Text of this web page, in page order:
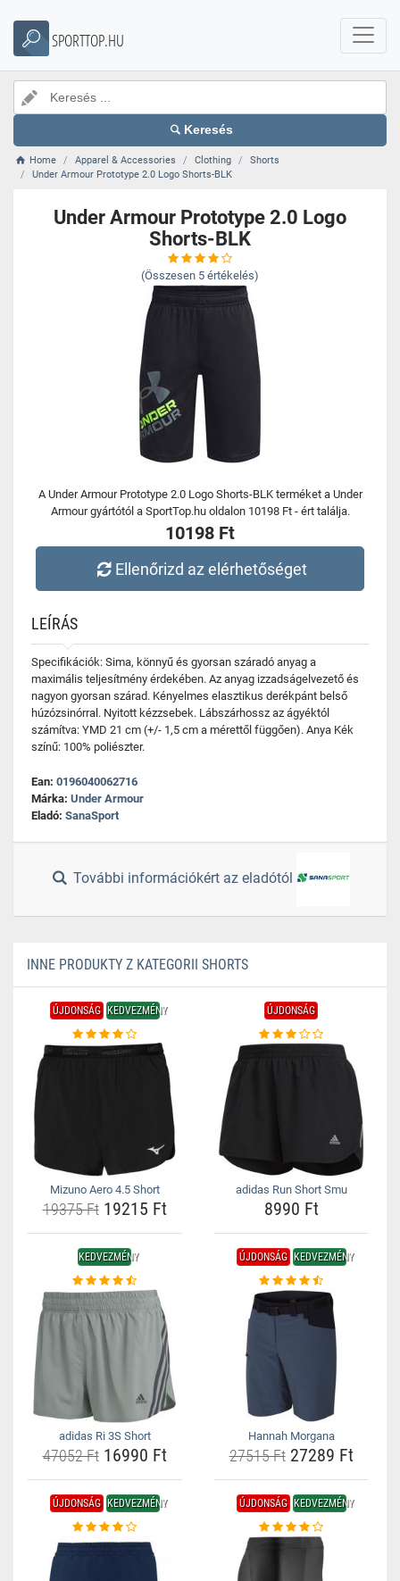
SPORTTOP.HU
Keresés
Home Apparel & Accessories Clothing
Shorts
Under Armour Prototype 2.0 Logo Shorts-BLK
Under Armour Prototype 2.0 Logo
Shorts-BLK
(Összesen 5 értékelés)
A Under Armour Prototype 2.0 Logo Shorts-BLK terméket a Under
Armour gyártótól a SportTop.hu oldalon 10198 Ft - ért találja.
10198 Ft
Ellenőrizd az elérhetőséget
LEÍRÁS
Specifikációk: Sima, könnyű és gyorsan száradó anyag a
maximális teljesítmény érdekében. Az anyag izzadságelvezető és
nagyon gyorsan szárad. Kényelmes elasztikus derékpánt belső
húzózsinórral. Nyitott kézzsebek. Lábszárhossz az ágyéktól
számítva: YMD 21 cm (+/- 1,5 cm a mérettől függően). Anya Kék
színű: 100% poliészter.
Ean: 0196040062716
Márka: Under Armour
Eladó: SanaSport
További információkért az eladótól
INNE PRODUKTY Z KATEGORII SHORTS
ÚJDONSÁG KEDVEZMÉNY
Mizuno Aero 4.5 Short
19375 Ft19215 Ft
ÚJDONSÁG
adidas Run Short Smu
8990 Ft
KEDVEZMÉNY
adidas Ri 3S Short
47052 Ft16990 Ft
ÚJDONSÁG KEDVEZMÉNY
Hannah Morgana
27515 Ft27289 Ft
ÚJDONSÁG KEDVEZMÉNY ÚJDONSÁG KEDVEZMÉNY